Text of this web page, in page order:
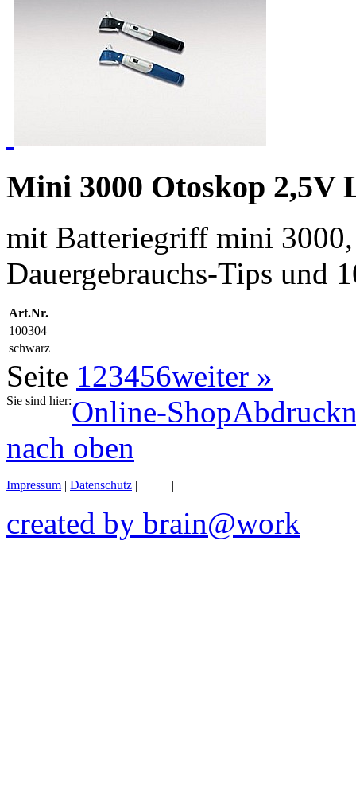
Mini 3000 Otoskop 2,5V
mit Batteriegriff mini
Dauergebrauchs-Tips und
Art.Nr.
100304
schwarz
Seite 123456weiter »
Sie sind hier:Online-Shop
nach oben
Impressum | Datenschutz | |
created by brain@work